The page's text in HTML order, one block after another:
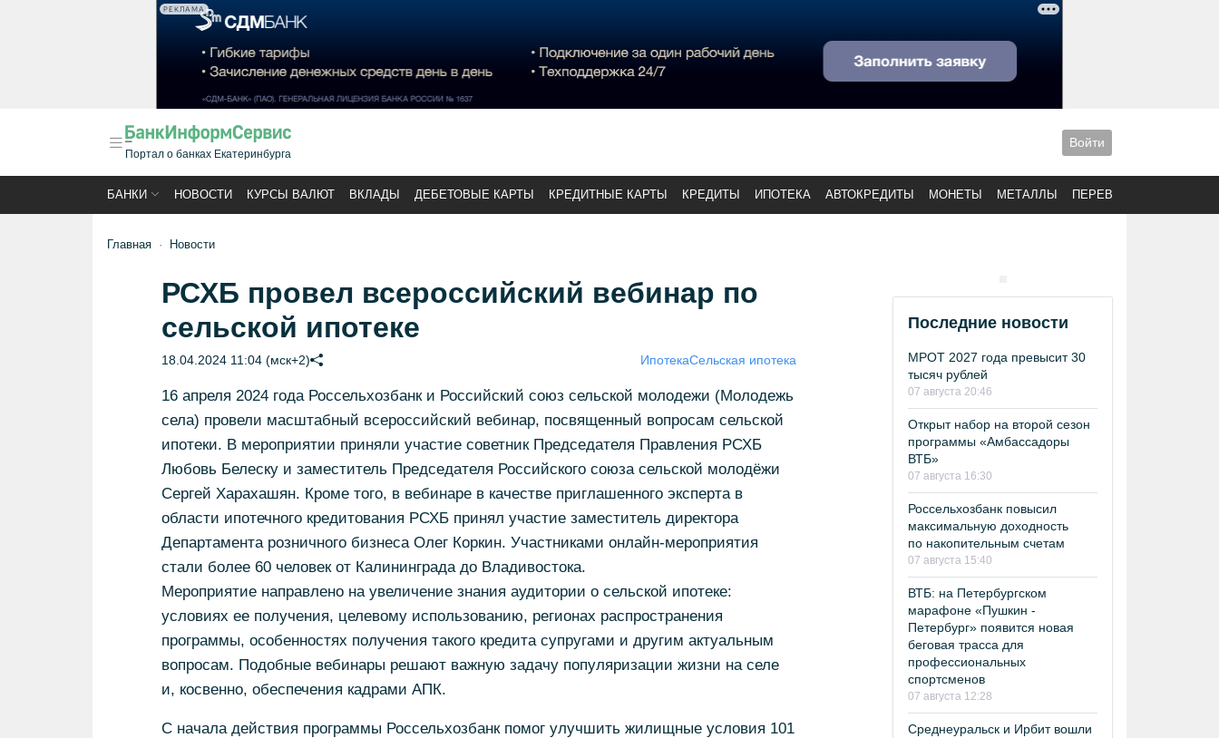
РЕКЛАМА
Портал о банках Екатеринбурга
Войти
БАНКИ НОВОСТИ КУРСЫ ВАЛЮТ ВКЛАДЫ ДЕБЕТОВЫЕ КАРТЫ КРЕДИТНЫЕ КАРТЫ КРЕДИТЫ ИПОТЕКА АВТОКРЕДИТЫ МОНЕТЫ МЕТАЛЛЫ ПЕРЕВОДЫ
Главная Новости
РСХБ провел всероссийский вебинар по
сельской ипотеке
18.04.2024 11:04 (мск+2) ИпотекаСельская ипотека
16 апреля 2024 года Россельхозбанк и Российский союз сельской молодежи (Молодежь
села) провели масштабный всероссийский вебинар, посвященный вопросам сельской
ипотеки. В мероприятии приняли участие советник Председателя Правления РСХБ
Любовь Белеску и заместитель Председателя Российского союза сельской молодёжи
Сергей Харахашян. Кроме того, в вебинаре в качестве приглашенного эксперта в
области ипотечного кредитования РСХБ принял участие заместитель директора
Департамента розничного бизнеса Олег Коркин. Участниками онлайн-мероприятия
стали более 60 человек от Калининграда до Владивостока.
Мероприятие направлено на увеличение знания аудитории о сельской ипотеке:
условиях ее получения, целевому использованию, регионах распространения
программы, особенностях получения такого кредита супругами и другим актуальным
вопросам. Подобные вебинары решают важную задачу популяризации жизни на селе
и, косвенно, обеспечения кадрами АПК.
С начала действия программы Россельхозбанк помог улучшить жилищные условия 101
Последние новости
МРОТ 2027 года превысит 30
тысяч рублей
07 августа 20:46
Открыт набор на второй сезон
программы «Амбассадоры
ВТБ»
07 августа 16:30
Россельхозбанк повысил
максимальную доходность
по накопительным счетам
07 августа 15:40
ВТБ: на Петербургском
марафоне «Пушкин -
Петербург» появится новая
беговая трасса для
профессиональных
спортсменов
07 августа 12:28
Среднеуральск и Ирбит вошли